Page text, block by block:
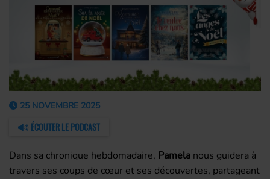
25 NOVEMBRE 2025
ÉCOUTER LE PODCAST
Dans sa chronique hebdomadaire, Pamela nous guidera à
travers ses coups de cœur et ses découvertes, partageant